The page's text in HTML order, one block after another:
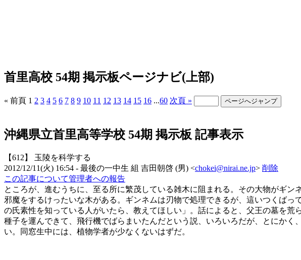
首里高校 54期 掲示板ページナビ(上部)
« 前頁 1 2 3 4 5 6 7 8 9 10 11 12 13 14 15 16 ...60 次頁 »
沖縄県立首里高等学校 54期 掲示板 記事表示
【612】 玉陵を科学する
2012/12/11(火) 16:54 - 最後の一中生 組 吉田朝啓 (男) <chokei@nirai.ne.jp> 削除
この記事について管理者への報告
ところが、進むうちに、至る所に繁茂している雑木に阻まれる。その大物がギ
邪魔をするけったいな木がある。ギンネムは刃物で処理できるが、這いつくば
の氏素性を知っている人がいたら、教えてほしい」。話によると、父王の墓を
種子を運んできて、飛行機でばらまいたんだという説、いろいろだが、とにか
い。同窓生中には、植物学者が少なくないはずだ。